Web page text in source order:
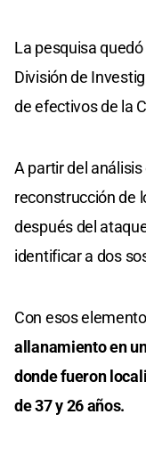
La pesquisa
División de
de efectivos de la
A partir del
reconstrucción de
después del
identificar a dos
Con esos
allanamiento en
donde fueron
de 37 y 26 años.